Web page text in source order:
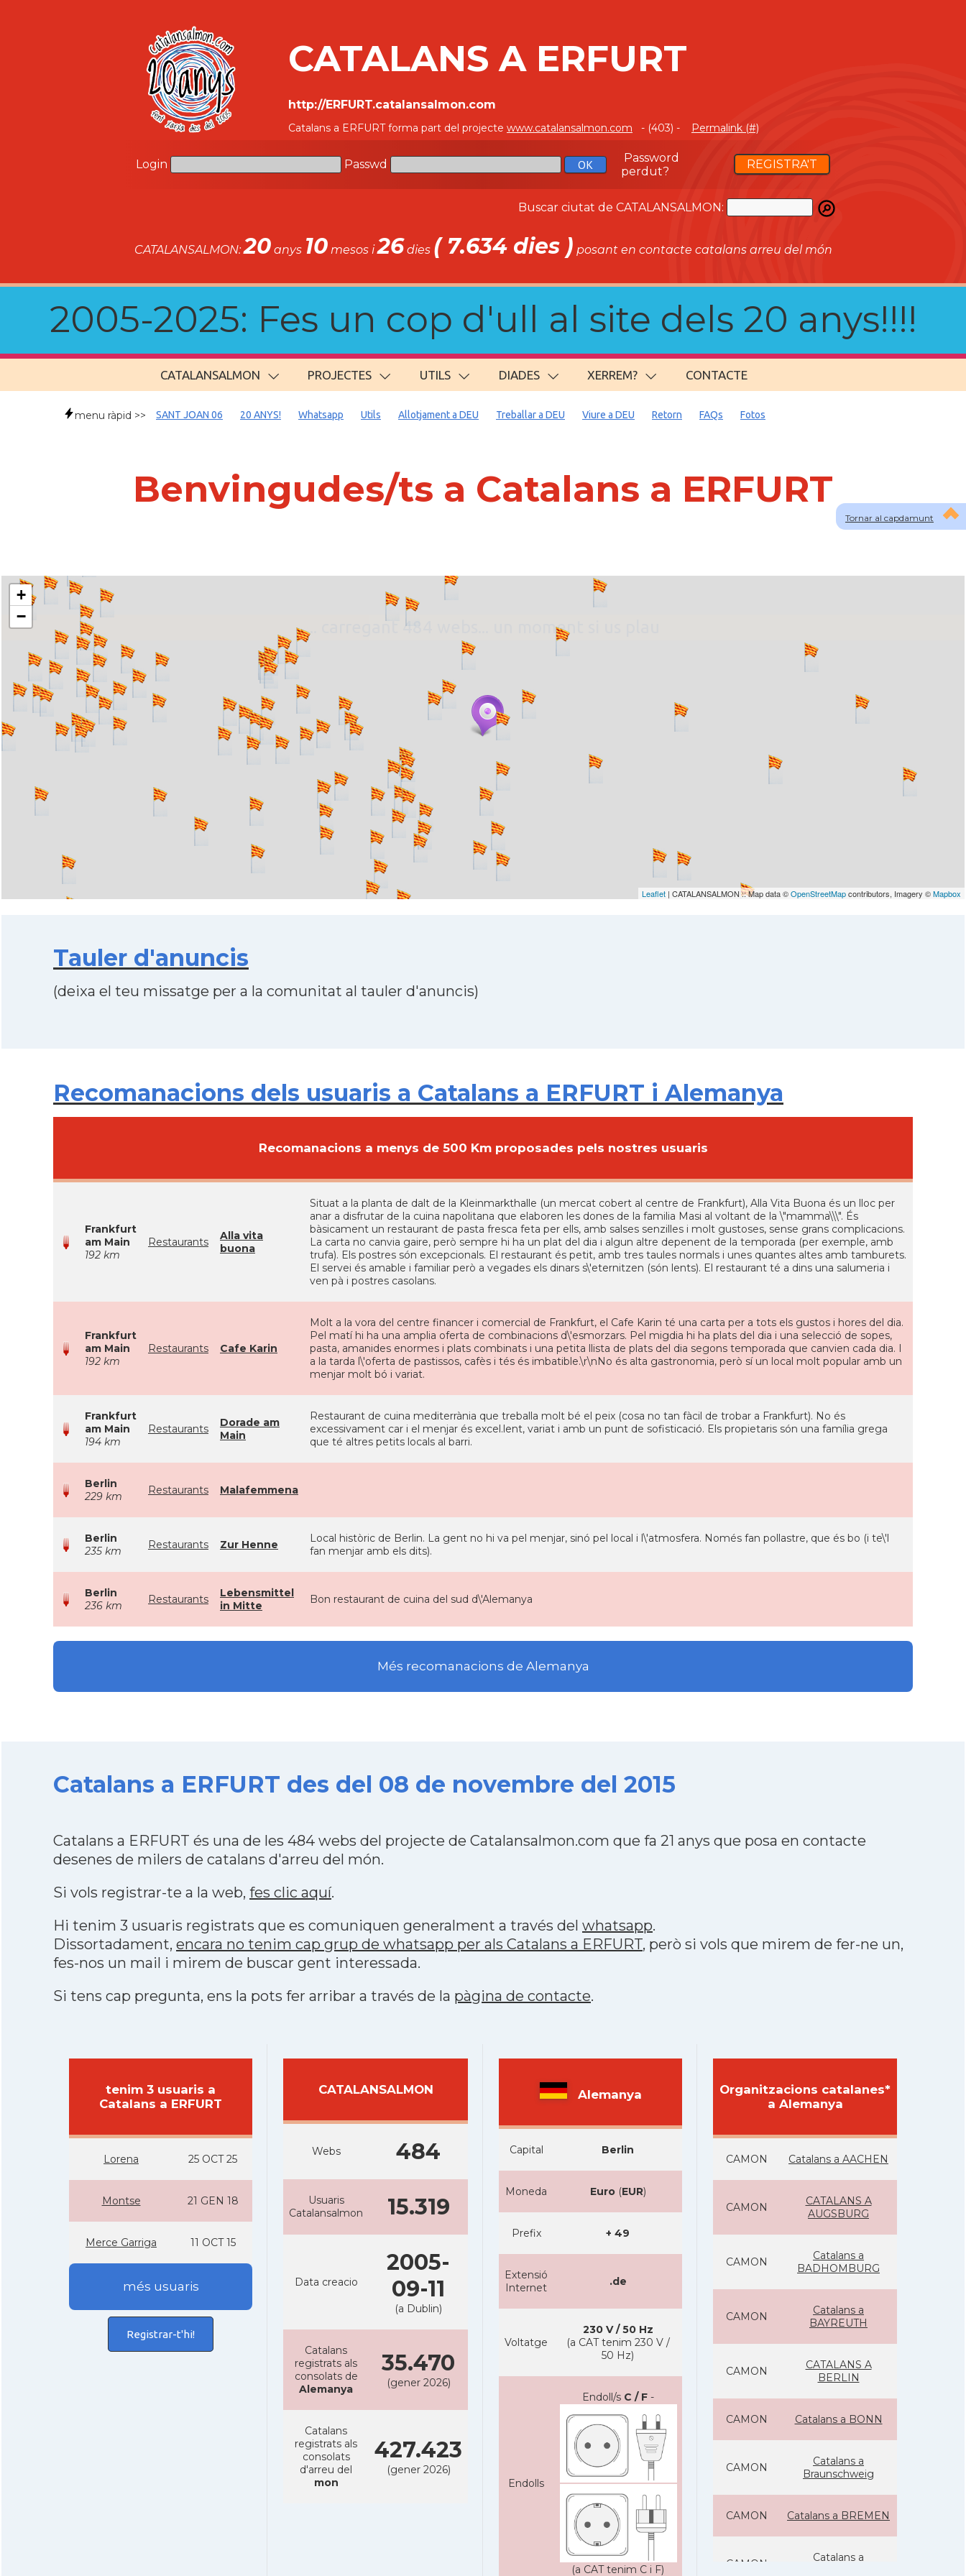
CATALANS A ERFURT
http://ERFURT.catalansalmon.com
Catalans a ERFURT forma part del projecte www.catalansalmon.com - (403) - Permalink (#)
Login Passwd
Password
perdut?
REGISTRA'T
Buscar ciutat de CATALANSALMON:
CATALANSALMON:20anys 10mesos i26dies ( 7.634 dies ) posant en contacte catalans arreu del món
2005-2025: Fes un cop d'ull al site dels 20 anys!!!!
CATALANSALMON PROJECTES UTILS DIADES XERREM? CONTACTE
Tornar al capdamunt
menu ràpid >> SANT JOAN 06 20 ANYS! Whatsapp Utils Allotjament a DEU Treballar a DEU Viure a DEU Retorn FAQs Fotos
Benvingudes/ts a Catalans a ERFURT
... carregant 484 webs... un moment si us plau
+
−
Leaflet | CATALANSALMON :: Map data ©OpenStreetMapcontributors, Imagery ©Mapbox
Tauler d'anuncis
(deixa el teu missatge per a la comunitat al tauler d'anuncis)
Recomanacions dels usuaris a Catalans a ERFURT i Alemanya
Recomanacions a menys de 500 Km proposades pels nostres usuaris
Frankfurt
am Main
192 km
Restaurants
Alla vita
buona
Situat a la planta de dalt de la Kleinmarkthalle (un mercat cobert al centre de Frankfurt), Alla Vita Buona és un lloc per
anar a disfrutar de la cuina napolitana que elaboren les dones de la familia Masi al voltant de la \"mamma\\\". És
bàsicament un restaurant de pasta fresca feta per ells, amb salses senzilles i molt gustoses, sense grans complicacions.
La carta no canvia gaire, però sempre hi ha un plat del dia i algun altre depenent de la temporada (per exemple, amb
trufa). Els postres són excepcionals. El restaurant és petit, amb tres taules normals i unes quantes altes amb tamburets.
El servei és amable i familiar però a vegades els dinars s\'eternitzen (són lents). El restaurant té a dins una salumeria i
ven pà i postres casolans.
Frankfurt
am Main
192 km
Restaurants Cafe Karin
Molt a la vora del centre financer i comercial de Frankfurt, el Cafe Karin té una carta per a tots els gustos i hores del dia.
Pel matí hi ha una amplia oferta de combinacions d\'esmorzars. Pel migdia hi ha plats del dia i una selecció de sopes,
pasta, amanides enormes i plats combinats i una petita llista de plats del dia segons temporada que canvien cada dia. I
a la tarda l\'oferta de pastissos, cafès i tés és imbatible.\r\nNo és alta gastronomia, però sí un local molt popular amb un
menjar molt bó i variat.
Frankfurt
am Main
194 km
Restaurants
Dorade am
Main
Restaurant de cuina mediterrània que treballa molt bé el peix (cosa no tan fàcil de trobar a Frankfurt). No és
excessivament car i el menjar és excel.lent, variat i amb un punt de sofisticació. Els propietaris són una família grega
que té altres petits locals al barri.
Berlin
229 km
Restaurants Malafemmena
Berlin
235 km
Restaurants Zur Henne
Local històric de Berlin. La gent no hi va pel menjar, sinó pel local i l\'atmosfera. Només fan pollastre, que és bo (i te\'l
fan menjar amb els dits).
Berlin
236 km
Restaurants
Lebensmittel
in Mitte
Bon restaurant de cuina del sud d\'Alemanya
Més recomanacions de Alemanya
Catalans a ERFURT des del 08 de novembre del 2015
Catalans a ERFURT és una de les 484 webs del projecte de Catalansalmon.com que fa 21 anys que posa en contacte
desenes de milers de catalans d'arreu del món.
Si vols registrar-te a la web, fes clic aquí.
Hi tenim 3 usuaris registrats que es comuniquen generalment a través del whatsapp.
Dissortadament, encara no tenim cap grup de whatsapp per als Catalans a ERFURT, però si vols que mirem de fer-ne un,
fes-nos un mail i mirem de buscar gent interessada.
Si tens cap pregunta, ens la pots fer arribar a través de la pàgina de contacte.
tenim 3 usuaris a
Catalans a ERFURT
Lorena 25 OCT 25
Montse 21 GEN 18
Merce Garriga 11 OCT 15
més usuaris
Registrar-t'hi!
CATALANSALMON
Webs 484
Usuaris
Catalansalmon
15.319
Data creacio
2005-
09-11
(a Dublin)
Catalans
registrats als
consolats de
Alemanya
35.470
(gener 2026)
Catalans
registrats als
consolats
d'arreu del
mon
427.423
(gener 2026)
Alemanya
Capital Berlin
Moneda Euro(EUR)
Prefix + 49
Extensió
Internet
.de
Voltatge
230 V / 50 Hz
(a CAT tenim 230 V /
50 Hz)
Endolls
Endoll/s C / F-
(a CAT tenim C i F)
Organitzacions catalanes*
a Alemanya
CAMON Catalans a AACHEN
CAMON
CATALANS A
AUGSBURG
CAMON
Catalans a
BADHOMBURG
CAMON
Catalans a
BAYREUTH
CAMON
CATALANS A
BERLIN
CAMON Catalans a BONN
CAMON
Catalans a
Braunschweig
CAMON Catalans a BREMEN
CAMON
Catalans a